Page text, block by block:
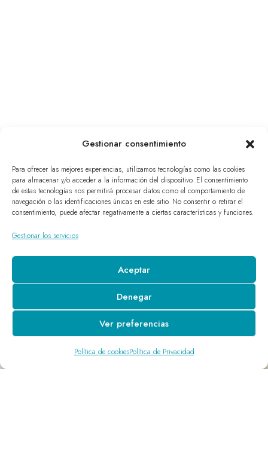
Gestionar consentimiento
Para ofrecer las mejores experiencias, utilizamos tecnologías como las cookies
para almacenar y/o acceder a la información del dispositivo. El consentimiento
de estas tecnologías nos permitirá procesar datos como el comportamiento de
navegación o las identificaciones únicas en este sitio. No consentir o retirar el
consentimiento, puede afectar negativamente a ciertas características y funciones.
Gestionar los servicios
Aceptar
Denegar
Ver preferencias
Política de cookiesPolítica de Privacidad